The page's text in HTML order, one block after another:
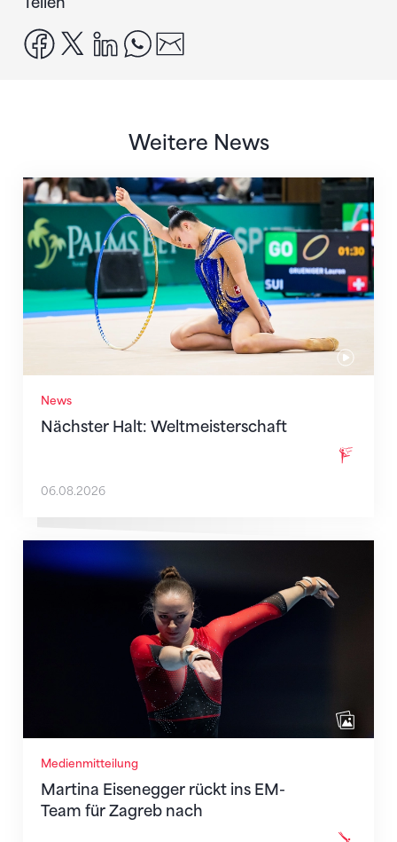
facebook
x linkedinwhatsapp
Weitere News
News
Nächster Halt: Weltmeisterschaft
Nächster Halt: Weltmeisterschaft
06.08.2026
Medienmitteilung
Martina Eisenegger rückt ins EM-
Team für Zagreb nach